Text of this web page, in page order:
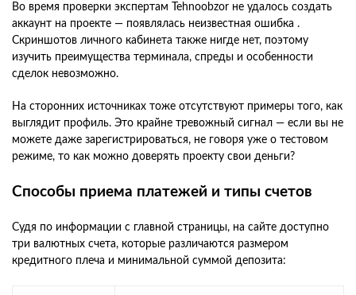
Во время проверки экспертам Tehnoobzor не удалось создать
аккаунт на проекте — появлялась неизвестная ошибка .
Скриншотов личного кабинета также нигде нет, поэтому
изучить преимущества терминала, спреды и особенности
сделок невозможно.
На сторонних источниках тоже отсутствуют примеры того, как
выглядит профиль. Это крайне тревожный сигнал — если вы не
можете даже зарегистрироваться, не говоря уже о тестовом
режиме, то как можно доверять проекту свои деньги?
Способы приема платежей и типы счетов
Судя по информации с главной страницы, на сайте доступно
три валютных счета, которые различаются размером
кредитного плеча и минимальной суммой депозита: